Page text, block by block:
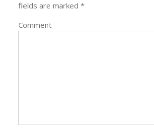
fields are marked*
Comment